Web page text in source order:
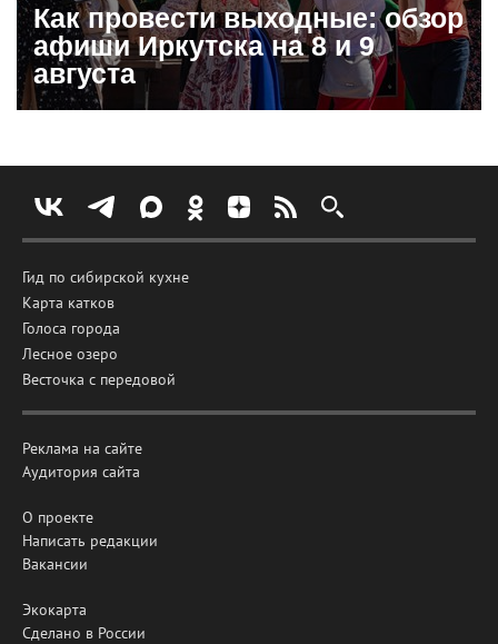
Как провести выходные: обзор
афиши Иркутска на 8 и 9
августа
Гид по сибирской кухне
Карта катков
Голоса города
Лесное озеро
Весточка с передовой
Реклама на сайте
Аудитория сайта
О проекте
Написать редакции
Вакансии
Экокарта
Сделано в России